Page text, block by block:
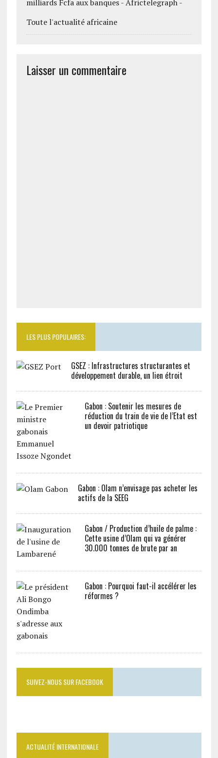
milliards Fcfa aux banques - Africtelegraph -
Toute l'actualité africaine
Laisser un commentaire
LES PLUS POPULAIRES:
GSEZ : Infrastructures structurantes et
développement durable, un lien étroit
Gabon : Soutenir les mesures de
réduction du train de vie de l’Etat est
un devoir patriotique
Gabon : Olam n’envisage pas acheter les
actifs de la SEEG
Gabon / Production d’huile de palme :
Cette usine d’Olam qui va générer
30.000 tonnes de brute par an
Gabon : Pourquoi faut-il accélérer les
réformes ?
SUIVEZ-NOUS SUR FACEBOOK
ACTUALITÉ INTERNATIONALE